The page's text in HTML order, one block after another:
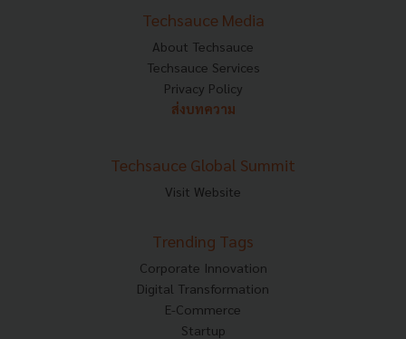
Techsauce Media
About Techsauce
Techsauce Services
Privacy Policy
ส่งบทความ
Techsauce Global Summit
Visit Website
Trending Tags
Corporate Innovation
Digital Transformation
E-Commerce
Startup